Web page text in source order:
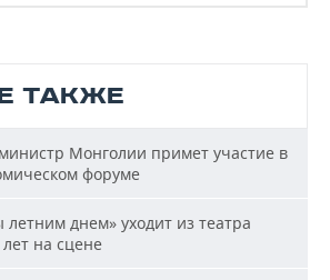
ТАКЖЕ
Монголии примет участие в
форуме
днем» уходит из театра
на сцене